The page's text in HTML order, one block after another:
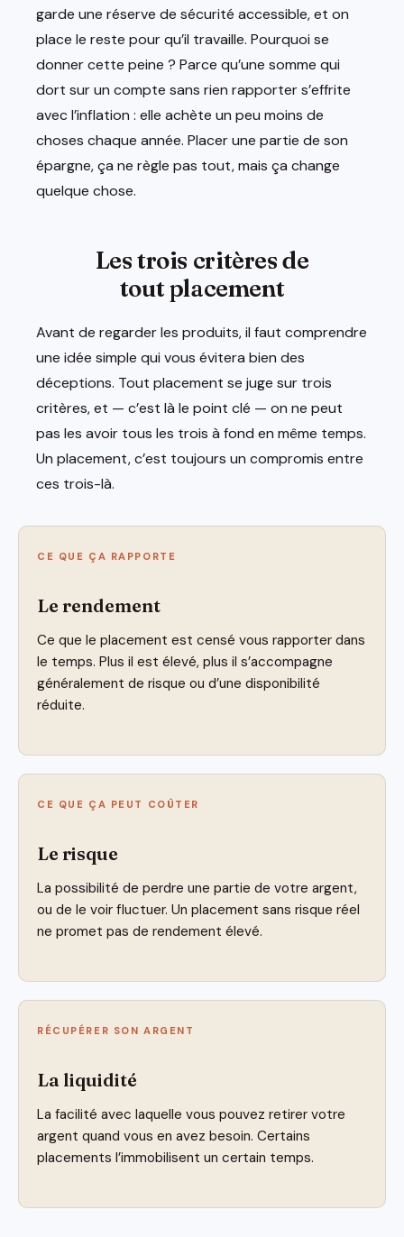
garde une réserve de sécurité accessible, et on
place le reste pour qu’il travaille. Pourquoi se
donner cette peine ? Parce qu’une somme qui
dort sur un compte sans rien rapporter s’effrite
avec l’inflation : elle achète un peu moins de
choses chaque année. Placer une partie de son
épargne, ça ne règle pas tout, mais ça change
quelque chose.
Les trois critères de
tout placement
Avant de regarder les produits, il faut comprendre
une idée simple qui vous évitera bien des
déceptions. Tout placement se juge sur trois
critères, et — c’est là le point clé — on ne peut
pas les avoir tous les trois à fond en même temps.
Un placement, c’est toujours un compromis entre
ces trois-là.
CE QUE ÇA RAPPORTE
Le rendement
Ce que le placement est censé vous rapporter dans
le temps. Plus il est élevé, plus il s’accompagne
généralement de risque ou d’une disponibilité
réduite.
CE QUE ÇA PEUT COÛTER
Le risque
La possibilité de perdre une partie de votre argent,
ou de le voir fluctuer. Un placement sans risque réel
ne promet pas de rendement élevé.
RÉCUPÉRER SON ARGENT
La liquidité
La facilité avec laquelle vous pouvez retirer votre
argent quand vous en avez besoin. Certains
placements l’immobilisent un certain temps.